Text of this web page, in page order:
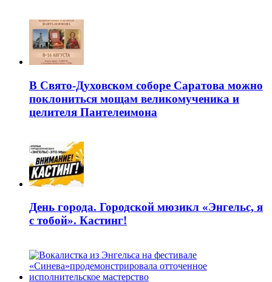
В Свято-Духовском соборе Саратова можно
поклониться мощам великомученика и
целителя Пантелеимона
День города. Городской мюзикл «Энгельс, я
с тобой». Кастинг!